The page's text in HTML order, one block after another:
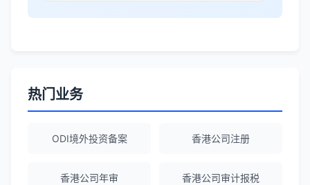
陈经理 ★★★★★
热门业务
ODI境外投资备案 香港公司注册
香港公司年审 香港公司审计报税